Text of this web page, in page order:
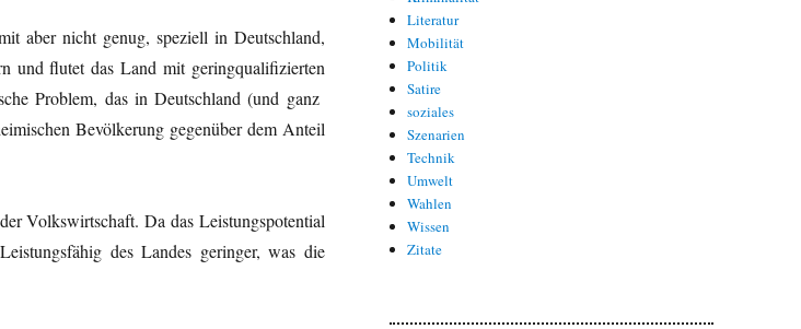
aber nicht genug, speziell in Deutschland,
und flutet das Land mit geringqualifizierten
Problem, das in Deutschland (und ganz
Bevölkerung gegenüber dem Anteil
Volkswirtschaft. Da das Leistungspotential
des Landes geringer, was die
Literatur
Mobilität
Politik
Satire
soziales
Szenarien
Technik
Umwelt
Wahlen
Wissen
Zitate